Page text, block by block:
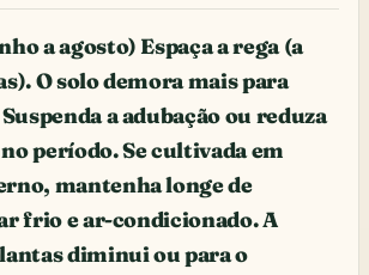
a agosto) Espaça a rega (a
O solo demora mais para
a adubação ou reduza
período. Se cultivada em
mantenha longe de
frio e ar-condicionado. A
diminui ou para o